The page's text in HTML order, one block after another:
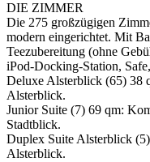
DIE ZIMMER
Die 275 großzügigen
modern eingerichtet. Mit
Teezubereitung (ohne
iPod-Docking-Station,
Deluxe Alsterblick (65) 38
Alsterblick.
Junior Suite (7) 69 qm:
Stadtblick.
Duplex Suite Alsterblick
Alsterblick.